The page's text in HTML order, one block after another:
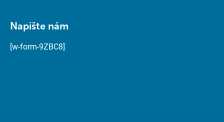
Napište nám
[w-form-9ZBC8]